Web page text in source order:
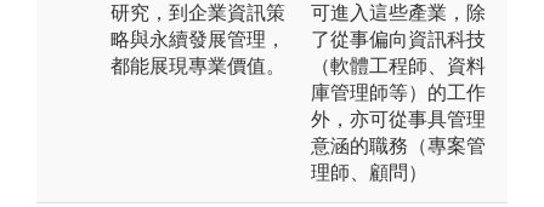
研究，到企業資訊策
略與永續發展管理，
都能展現專業價值。
可進入這些產業，除
了從事偏向資訊科技
（軟體工程師、資料
庫管理師等）的工作
外，亦可從事具管理
意涵的職務（專案管
理師、顧問）